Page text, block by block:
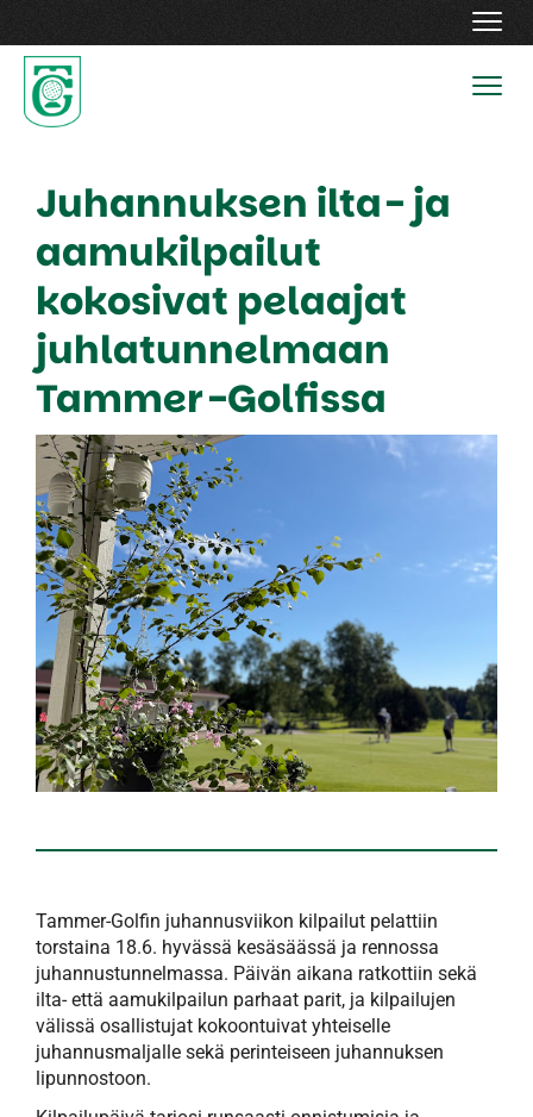
Juhannuksen ilta- ja
aamukilpailut
kokosivat pelaajat
juhlatunnelmaan
Tammer-Golfissa
Tammer-Golfin juhannusviikon kilpailut pelattiin
torstaina 18.6. hyvässä kesäsäässä ja rennossa
juhannustunnelmassa. Päivän aikana ratkottiin sekä
ilta- että aamukilpailun parhaat parit, ja kilpailujen
välissä osallistujat kokoontuivat yhteiselle
juhannusmaljalle sekä perinteiseen juhannuksen
lipunnostoon.